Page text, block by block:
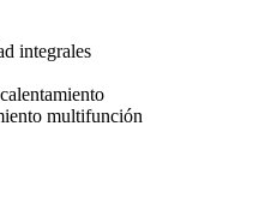
integrales
multifunción